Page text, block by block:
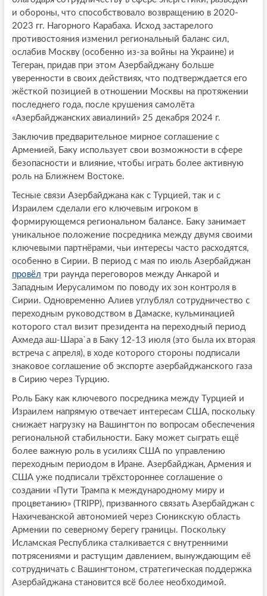
и обороны, что способствовало возвращению в 2020-
2023 гг. Нагорного Карабаха. Исход застарелого
противостояния изменил региональный баланс сил,
ослабив Москву (особенно из-за войны на Украине) и
Тегеран, придав при этом Азербайджану больше
уверенности в своих действиях, что подтверждается его
жёсткой позицией в отношении Москвы на протяжении
последнего года, после крушения самолёта
«Азербайджанских авиалиний» 25 декабря 2024 г.
Заключив предварительное мирное соглашение с
Арменией, Баку использует свои возможности в сфере
безопасности и влияние, чтобы играть более активную
роль на Ближнем Востоке.
Тесные связи Азербайджана как с Турцией, так и с
Израилем сделали его ключевым игроком в
формирующемся региональном балансе. Баку занимает
уникальное положение посредника между двумя своими
ключевыми партнёрами, чьи интересы часто расходятся,
особенно в Сирии. В период с мая по июль Азербайджан
провёл три раунда переговоров между Анкарой и
Западным Иерусалимом по поводу их зон контроля в
Сирии. Одновременно Алиев углублял сотрудничество с
переходным руководством в Дамаске, кульминацией
которого стал визит президента на переходный период
Ахмеда аш-Шара`а в Баку 12-13 июля (это была их вторая
встреча с апреля), в ходе которого стороны подписали
знаковое соглашение об экспорте азербайджанского газа
в Сирию через Турцию.
Роль Баку как ключевого посредника между Турцией и
Израилем напрямую отвечает интересам США, поскольку
снижает нагрузку на Вашингтон по вопросам обеспечения
региональной стабильности. Баку может сыграть ещё
более важную роль в усилиях США по управлению
переходным периодом в Иране. Азербайджан, Армения и
США уже подписали трёхстороннее соглашение о
создании «Пути Трампа к международному миру и
процветанию» (TRIPP), призванного связать Азербайджан с
Нахичеванской автономией через Сюникскую область
Армении по северному берегу границы. Поскольку
Исламская Республика сталкивается с внутренними
потрясениями и растущим давлением, вынуждающим её
сотрудничать с Вашингтоном, стратегическая поддержка
Азербайджана становится всё более необходимой.